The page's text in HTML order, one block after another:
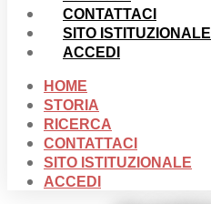
CONTATTACI
SITO ISTITUZIONALE
ACCEDI
HOME
STORIA
RICERCA
CONTATTACI
SITO ISTITUZIONALE
ACCEDI